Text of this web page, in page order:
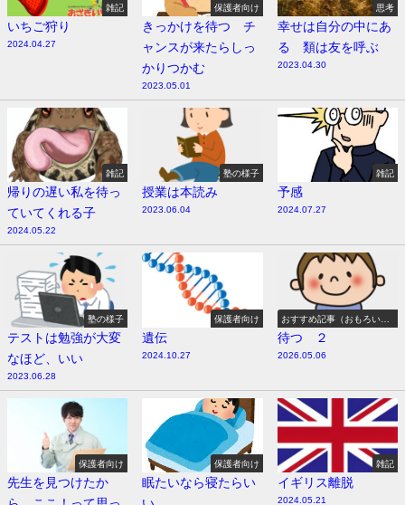
雑記
いちご狩り
2024.04.27
保護者向け
きっかけを待つ チ
ャンスが来たらしっ
かりつかむ
2023.05.01
思考
幸せは自分の中にあ
る 類は友を呼ぶ
2023.04.30
雑記
帰りの遅い私を待っ
ていてくれる子
2024.05.22
塾の様子
授業は本読み
2023.06.04
雑記
予感
2024.07.27
塾の様子
テストは勉強が大変
なほど、いい
2023.06.28
保護者向け
遺伝
2024.10.27
おすすめ記事（おもろい
よ）
待つ ２
2026.05.06
保護者向け
先生を見つけたか
保護者向け
眠たいなら寝たらい
雑記
イギリス離脱
2024.05.21